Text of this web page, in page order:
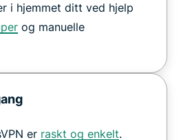
i hjemmet ditt ved hjelp
og manuelle
er raskt og enkelt.